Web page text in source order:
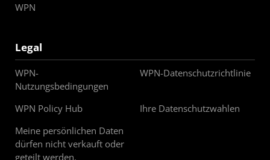
WPN
Legal
WPN-
Nutzungsbedingungen
WPN-Datenschutzrichtlinie
WPN Policy Hub
Ihre Datenschutzwahlen
Meine persönlichen Daten
dürfen nicht verkauft oder
geteilt werden.